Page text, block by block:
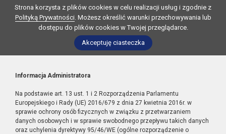
Strona korzysta z plików cookies w celu realizacji usług i zgodnie z
Polityką Prywatności. Możesz określić warunki przechowywania lub
dostępu do plików cookies w Twojej przeglądarce.
Akceptuję ciasteczka
Informacja Administratora
Na podstawie art. 13 ust. 1 i 2 Rozporządzenia Parlamentu
Europejskiego i Rady (UE) 2016/679 z dnia 27 kwietnia 2016r. w
sprawie ochrony osób fizycznych w związku z przetwarzaniem
danych osobowych i w sprawie swobodnego przepływu takich danych
oraz uchylenia dyrektywy 95/46/WE (ogólne rozporządzenie o